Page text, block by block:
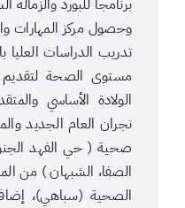
برنامجاً للبورد
وحصول مركز المهارات
تدريب الدراسات
مستوى الصحة لتقديم
الولادة الأساسي
صحية ( حي الفهد
الصفا، الشبهان ) من
الصحية (سباهي)،